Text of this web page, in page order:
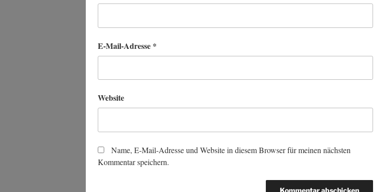
E-Mail-Adresse *
Website
Name, E-Mail-Adresse und Website in diesem Browser für meinen nächsten
Kommentar speichern.